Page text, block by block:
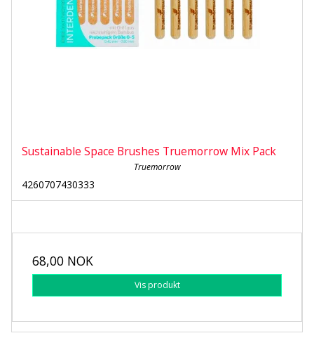
Sustainable Space Brushes Truemorrow Mix Pack
Truemorrow
4260707430333
68,00 NOK
Vis produkt